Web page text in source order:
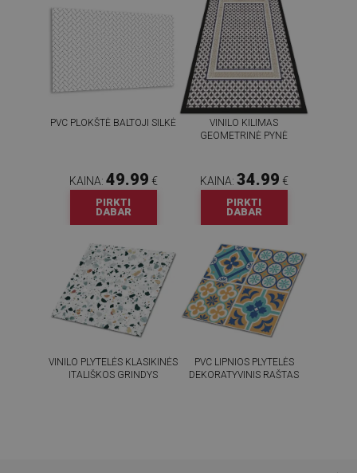
PVC PLOKŠTĖ BALTOJI SILKĖ
KAINA: 49.99 €
PIRKTI
DABAR
VINILO KILIMAS
GEOMETRINĖ PYNĖ
KAINA: 34.99 €
PIRKTI
DABAR
VINILO PLYTELĖS KLASIKINĖS
ITALIŠKOS GRINDYS
PVC LIPNIOS PLYTELĖS
DEKORATYVINIS RAŠTAS